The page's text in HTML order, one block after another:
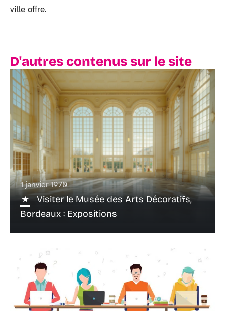
ville offre.
D'autres contenus sur le site
1 janvier 1970
Visiter le Musée des Arts Décoratifs,
Bordeaux : Expositions